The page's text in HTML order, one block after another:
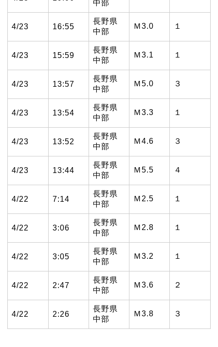
中部
4/23 16:55
長野県
中部
Ｍ3.0 １
4/23 15:59
長野県
中部
Ｍ3.1 １
4/23 13:57
長野県
中部
Ｍ5.0 ３
4/23 13:54
長野県
中部
Ｍ3.3 １
4/23 13:52
長野県
中部
Ｍ4.6 ３
4/23 13:44
長野県
中部
Ｍ5.5 ４
4/22 7:14
長野県
中部
Ｍ2.5 １
4/22 3:06
長野県
中部
Ｍ2.8 １
4/22 3:05
長野県
中部
Ｍ3.2 １
4/22 2:47
長野県
中部
Ｍ3.6 ２
4/22 2:26
長野県
中部
Ｍ3.8 ３